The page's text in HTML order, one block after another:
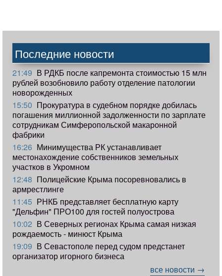
Последние новости
21:49 В РДКБ после капремонта стоимостью 15 млн
рублей возобновило работу отделение патологии
новорожденных
15:50 Прокуратура в судебном порядке добилась
погашения миллионной задолженности по зарплате
сотрудникам Симферопольской макаронной
фабрики
16:26 Минимущества РК устанавливает
местонахождение собственников земельных
участков в Укромном
12:48 Полицейские Крыма посоревновались в
армрестлинге
11:45 РНКБ представляет бесплатную карту
"Дельфин" ПРО100 для гостей полуострова
10:02 В Северных регионах Крыма самая низкая
рождаемость - минюст Крыма
19:09 В Севастополе перед судом предстанет
организатор игорного бизнеса
все новости →